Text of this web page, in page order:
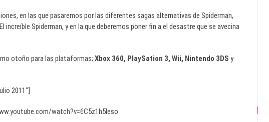
en las que pasaremos por las diferentes sagas alternativas de Spiderman,
increíble Spiderman, y en la que deberemos poner fin a el desastre que se avecina
otoño para las plataformas; Xbox 360, PlaySation 3, Wii, Nintendo 3DS y
2011″]
watch?v=6C5z1h5leso